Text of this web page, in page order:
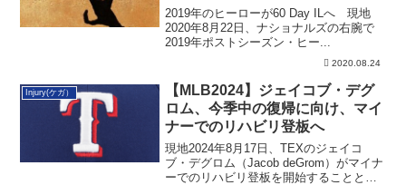
2019年のヒーローが60 Day ILへ 現地
2020年8月22日、ナショナルズの右腕で
2019年ポストシーズン・ヒー...
2020.08.24
Injury(ケガ）
【MLB2024】ジェイコブ・デグ
ロム、今季中の復帰に向け、マイ
ナーでのリハビリ登板へ
現地2024年8月17日、TEXのジェイコ
ブ・デグロム（Jacob deGrom）がマイナ
ーでのリハビリ登板を開始することとな